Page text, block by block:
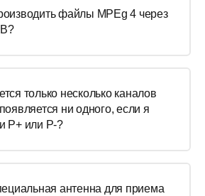
файлы MPEg 4 через
только несколько каналов
ни одного, если я
Р+ или Р-?
антенна для приема